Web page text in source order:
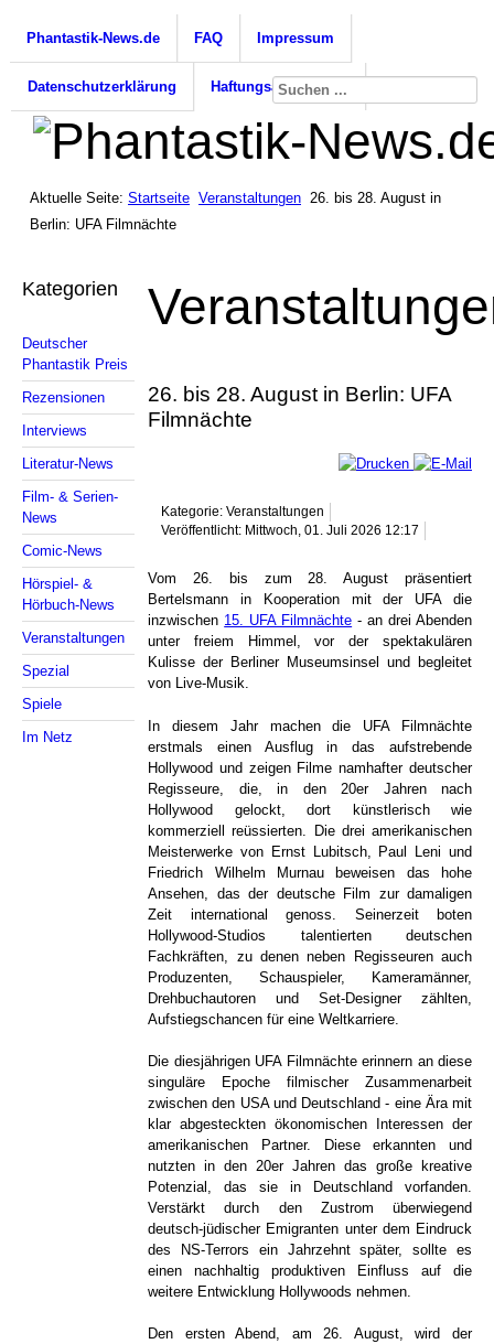
Phantastik-News.de FAQ Impressum
Datenschutzerklärung Haftungsausschluss
Aktuelle Seite: Startseite Veranstaltungen 26. bis 28. August in
Berlin: UFA Filmnächte
Kategorien
Deutscher
Phantastik Preis
Rezensionen
Interviews
Literatur-News
Film- & Serien-
News
Comic-News
Hörspiel- &
Hörbuch-News
Veranstaltungen
Spezial
Spiele
Im Netz
26. bis 28. August in Berlin: UFA
Filmnächte
Kategorie: Veranstaltungen
Veröffentlicht: Mittwoch, 01. Juli 2026 12:17
Vom 26. bis zum 28. August präsentiert
Bertelsmann in Kooperation mit der UFA die
inzwischen 15. UFA Filmnächte - an drei Abenden
unter freiem Himmel, vor der spektakulären
Kulisse der Berliner Museumsinsel und begleitet
von Live-Musik.
In diesem Jahr machen die UFA Filmnächte
erstmals einen Ausflug in das aufstrebende
Hollywood und zeigen Filme namhafter deutscher
Regisseure, die, in den 20er Jahren nach
Hollywood gelockt, dort künstlerisch wie
kommerziell reüssierten. Die drei amerikanischen
Meisterwerke von Ernst Lubitsch, Paul Leni und
Friedrich Wilhelm Murnau beweisen das hohe
Ansehen, das der deutsche Film zur damaligen
Zeit international genoss. Seinerzeit boten
Hollywood-Studios talentierten deutschen
Fachkräften, zu denen neben Regisseuren auch
Produzenten, Schauspieler, Kameramänner,
Drehbuchautoren und Set-Designer zählten,
Aufstiegschancen für eine Weltkarriere.
Die diesjährigen UFA Filmnächte erinnern an diese
singuläre Epoche filmischer Zusammenarbeit
zwischen den USA und Deutschland - eine Ära mit
klar abgesteckten ökonomischen Interessen der
amerikanischen Partner. Diese erkannten und
nutzten in den 20er Jahren das große kreative
Potenzial, das sie in Deutschland vorfanden.
Verstärkt durch den Zustrom überwiegend
deutsch-jüdischer Emigranten unter dem Eindruck
des NS-Terrors ein Jahrzehnt später, sollte es
einen nachhaltig produktiven Einfluss auf die
weitere Entwicklung Hollywoods nehmen.
Den ersten Abend, am 26. August, wird der